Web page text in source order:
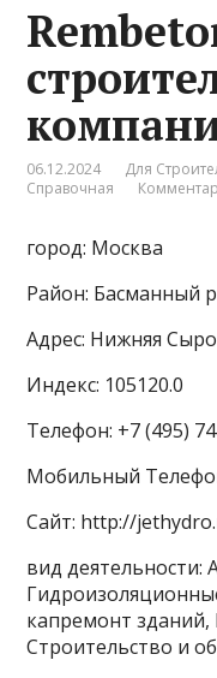
06.12.2024 Для
Справочная
город: Москва
Район: Басманный
Адрес: Нижняя
Индекс: 105120.0
Телефон: +7 (495)
Мобильный
Сайт: http://
вид деятельности:
капремонт
Строительство и